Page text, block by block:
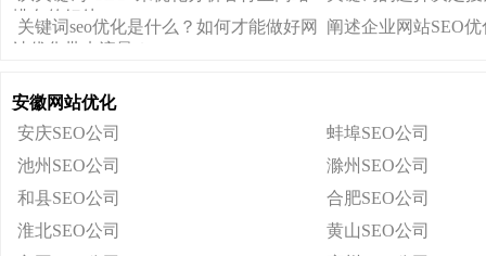
排名的好处
关键词seo优化是什么？如何才能做好网
站优化带来流量？
阐述企业网站SEO
安徽网站优化
安庆SEO公司
蚌埠SEO公司
池州SEO公司
滁州SEO公司
和县SEO公司
合肥SEO公司
淮北SEO公司
黄山SEO公司